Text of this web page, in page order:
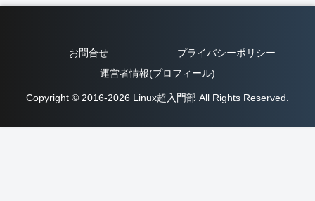
お問合せ
プライバシーポリシー
運営者情報(プロフィール)
Copyright © 2016-2026 Linux超入門部 All Rights Reserved.